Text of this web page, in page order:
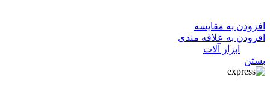
افزودن به مقایسه
افزودن به علاقه مندی
ابزار آلات
بستن